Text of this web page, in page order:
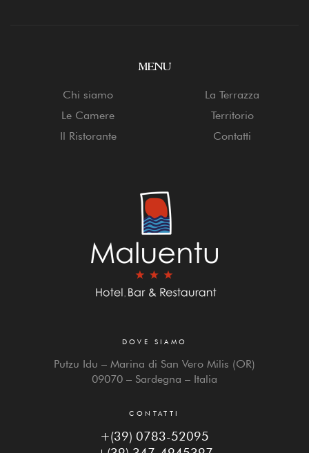
MENU
Chi siamo
Le Camere
Il Ristorante
La Terrazza
Territorio
Contatti
DOVE SIAMO
Putzu Idu – Marina di San Vero Milis (OR)
09070 – Sardegna – Italia
CONTATTI
+(39) 0783-52095